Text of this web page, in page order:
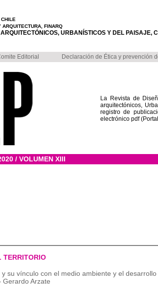
ARQUITECTURA, FINARQ
URBANÍSTICOS Y DEL PAISAJE,
Editorial Declaración de Ética y prevención
La Revista de
arquitectónicos,
registro de
electrónico pdf
/ VOLUMEN XIII
TERRITORIO
y su vínculo con el medio ambiente y el desarrollo
Arzate